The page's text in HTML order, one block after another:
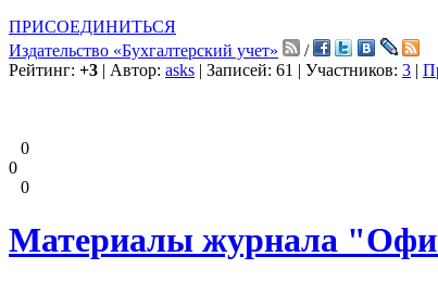
ПРИСОЕДИНИТЬСЯ
Издательство «Бухгалтерский учет»
/
Рейтинг: +3 | Автор: asks | Записей: 61 | Участников: 3 |
0
0
0
Материалы журнала